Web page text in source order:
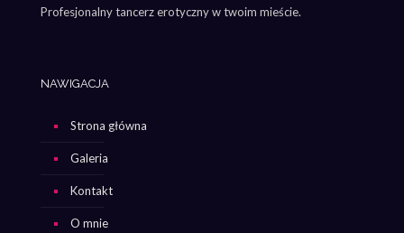
Profesjonalny tancerz erotyczny w twoim mieście.
NAWIGACJA
Strona główna
Galeria
Kontakt
O mnie